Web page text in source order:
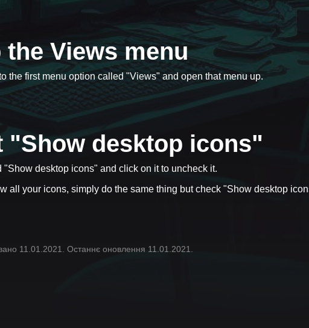
the Views menu
the first menu option called "Views" and open that menu up.
"Show desktop icons"
desktop icons" and click on it to uncheck it.
all your icons, simply do the same thing but check "Show desktop
11.01.2021. Останнє оновлення 11.01.2021.